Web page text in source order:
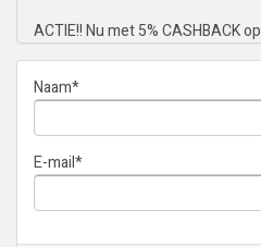
ACTIE!! Nu met 5% CASHBACK
Naam*
E-mail*